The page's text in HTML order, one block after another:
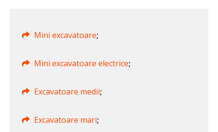
Mini excavatoare;
Mini excavatoare electrice;
Excavatoare medii;
Excavatoare mari;